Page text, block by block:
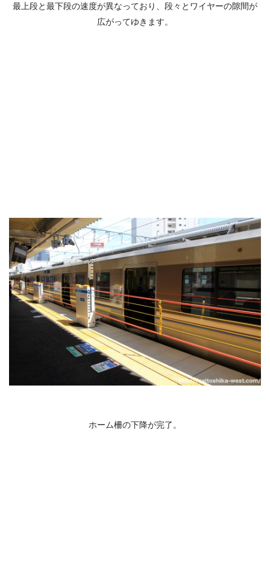
最上段と最下段の速度が異なっており、段々とワイヤーの隙間が
広がってゆきます。
ホーム柵の下降が完了。